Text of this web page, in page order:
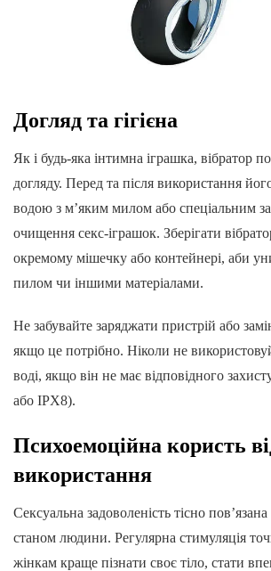
Догляд та гігієна
Як і будь-яка інтимна іграшка, вібратор
догляду. Перед та після використання
водою з м’яким милом або спеціальним
очищення секс-іграшок. Зберігати
окремому мішечку або контейнері, аби
пилом чи іншими матеріалами.
Не забувайте заряджати пристрій або
якщо це потрібно. Ніколи не
воді, якщо він не має відповідного
або IPX8).
Психоемоційна користь
використання
Сексуальна задоволеність тісно
станом людини. Регулярна стимуляція
жінкам краще пізнати своє тіло, стати